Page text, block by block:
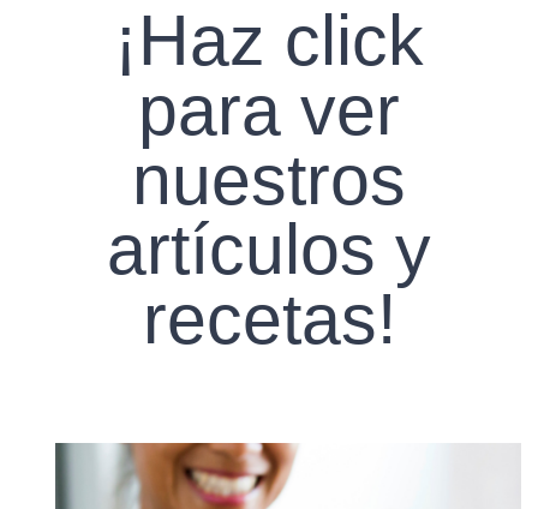
¡Haz click
para ver
nuestros
artículos y
recetas!